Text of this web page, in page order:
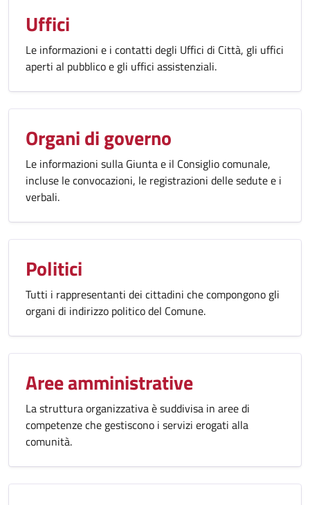
Uffici
Le informazioni e i contatti degli Uffici di Città, gli uffici
aperti al pubblico e gli uffici assistenziali.
Organi di governo
Le informazioni sulla Giunta e il Consiglio comunale,
incluse le convocazioni, le registrazioni delle sedute e i
verbali.
Politici
Tutti i rappresentanti dei cittadini che compongono gli
organi di indirizzo politico del Comune.
Aree amministrative
La struttura organizzativa è suddivisa in aree di
competenze che gestiscono i servizi erogati alla
comunità.